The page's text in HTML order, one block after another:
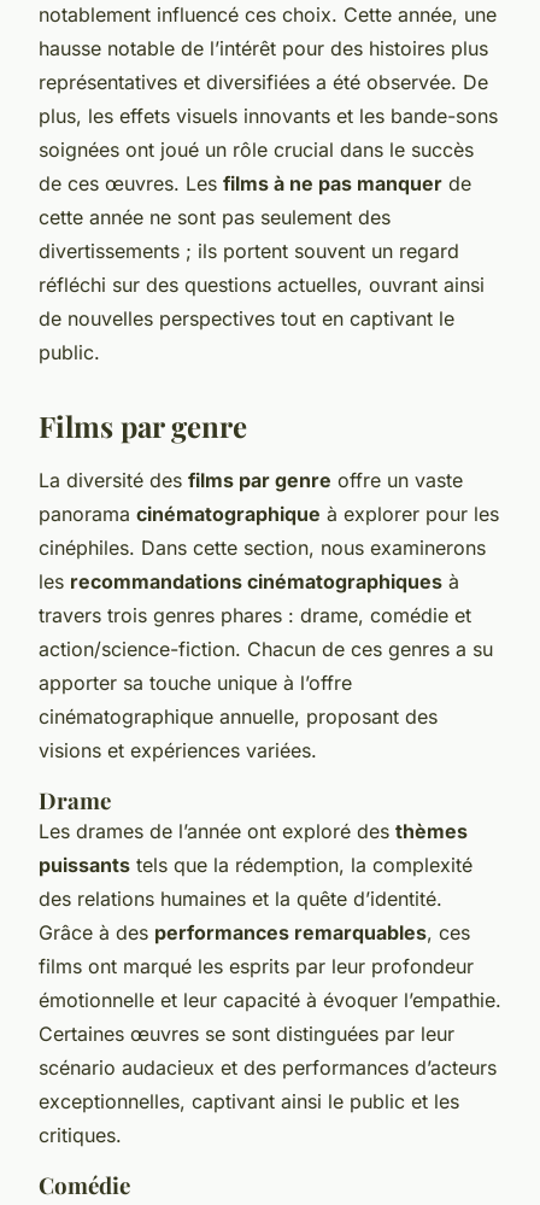
notablement influencé ces choix. Cette année, une
hausse notable de l’intérêt pour des histoires plus
représentatives et diversifiées a été observée. De
plus, les effets visuels innovants et les bande-sons
soignées ont joué un rôle crucial dans le succès
de ces œuvres. Les films à ne pas manquer de
cette année ne sont pas seulement des
divertissements ; ils portent souvent un regard
réfléchi sur des questions actuelles, ouvrant ainsi
de nouvelles perspectives tout en captivant le
public.
Films par genre
La diversité des films par genre offre un vaste
panorama cinématographique à explorer pour les
cinéphiles. Dans cette section, nous examinerons
les recommandations cinématographiques à
travers trois genres phares : drame, comédie et
action/science-fiction. Chacun de ces genres a su
apporter sa touche unique à l’offre
cinématographique annuelle, proposant des
visions et expériences variées.
Drame
Les drames de l’année ont exploré des thèmes
puissants tels que la rédemption, la complexité
des relations humaines et la quête d’identité.
Grâce à des performances remarquables, ces
films ont marqué les esprits par leur profondeur
émotionnelle et leur capacité à évoquer l’empathie.
Certaines œuvres se sont distinguées par leur
scénario audacieux et des performances d’acteurs
exceptionnelles, captivant ainsi le public et les
critiques.
Comédie